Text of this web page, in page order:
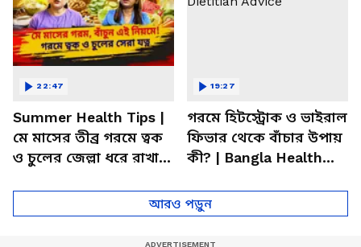
Summer Health Tips |
মে মাসের তীব্র গরমে ত্বক
ও চুলের জেল্লা ধরে রাখার
22:47
গরমে হিটস্ট্রোক ও ভাইরাল
ফিভার থেকে বাঁচার উপায়
কী? | Bangla Health
19:27
আরও পড়ুন